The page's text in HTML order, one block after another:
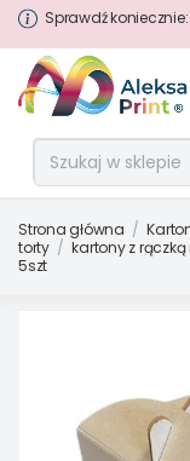
Sprawdź
Strona główna
torty
kartony z
5szt